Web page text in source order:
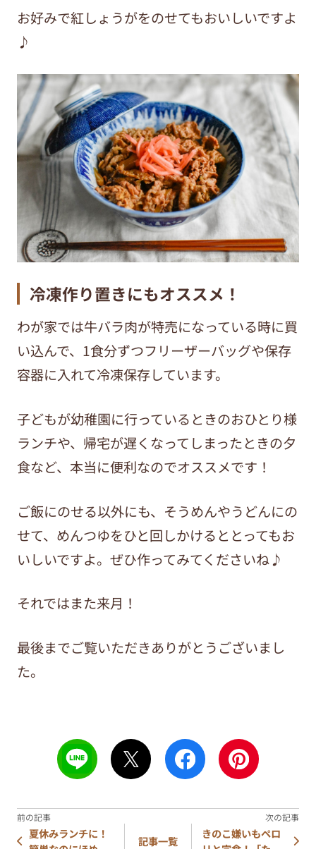
お好みで紅しょうがをのせてもおいしいですよ
♪
冷凍作り置きにもオススメ！
わが家では牛バラ肉が特売になっている時に買
い込んで、1食分ずつフリーザーバッグや保存
容器に入れて冷凍保存しています。
子どもが幼稚園に行っているときのおひとり様
ランチや、帰宅が遅くなってしまったときの夕
食など、本当に便利なのでオススメです！
ご飯にのせる以外にも、そうめんやうどんにの
せて、めんつゆをひと回しかけるととってもお
いしいですよ。ぜひ作ってみてくださいね♪
それではまた来月！
最後までご覧いただきありがとうございまし
た。
夏休みランチに！
記事一覧
きのこ嫌いもペロ